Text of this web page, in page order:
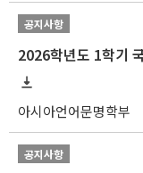
공지사항
2026학년도 1학기
아시아언어문명학부
공지사항